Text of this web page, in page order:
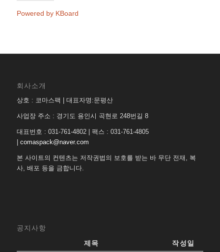
Powered by KBoard
회사소개
상호 : 코마스팩 | 대표자명:문평산
사업장 주소 : 경기도 용인시 곡현로 248번길 8
대표번호 : 031-761-4802 | 팩스 : 031-761-4805
comaspack@naver.com
본 사이트의 컨텐츠는 저작권법의 보호를 받는 바 무단 전재, 복
사, 배포 등을 금합니다.
공지사항
제목
작성일